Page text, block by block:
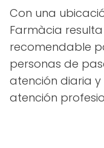
Con una
Farmàcia
recomendable
personas de
atención diaria
atención